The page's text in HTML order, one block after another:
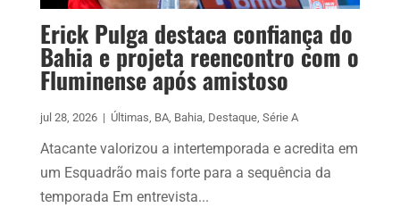
Erick Pulga destaca confiança do
Bahia e projeta reencontro com o
Fluminense após amistoso
jul 28, 2026 | Últimas, BA, Bahia, Destaque, Série A
Atacante valorizou a intertemporada e acredita em
um Esquadrão mais forte para a sequência da
temporada Em entrevista...